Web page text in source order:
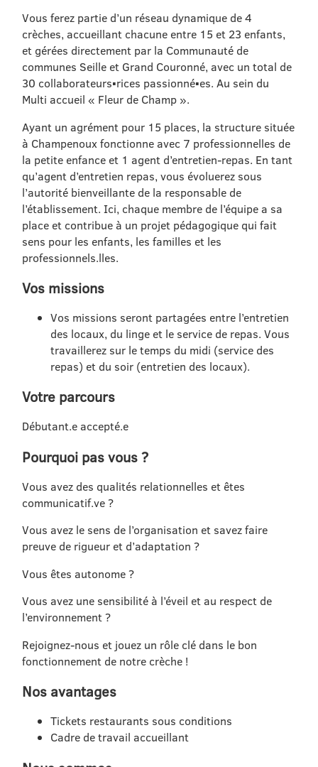
Vous ferez partie d’un réseau dynamique de 4
crèches, accueillant chacune entre 15 et 23 enfants,
et gérées directement par la Communauté de
communes Seille et Grand Couronné, avec un total de
30 collaborateurs▪rices passionné▪es. Au sein du
Multi accueil « Fleur de Champ ».
Ayant un agrément pour 15 places, la structure située
à Champenoux fonctionne avec 7 professionnelles de
la petite enfance et 1 agent d’entretien-repas. En tant
qu’agent d’entretien repas, vous évoluerez sous
l’autorité bienveillante de la responsable de
l’établissement. Ici, chaque membre de l’équipe a sa
place et contribue à un projet pédagogique qui fait
sens pour les enfants, les familles et les
professionnels.lles.
Vos missions
Vos missions seront partagées entre l’entretien
des locaux, du linge et le service de repas. Vous
travaillerez sur le temps du midi (service des
repas) et du soir (entretien des locaux).
Votre parcours
Débutant.e accepté.e
Pourquoi pas vous ?
Vous avez des qualités relationnelles et êtes
communicatif.ve ?
Vous avez le sens de l’organisation et savez faire
preuve de rigueur et d’adaptation ?
Vous êtes autonome ?
Vous avez une sensibilité à l’éveil et au respect de
l’environnement ?
Rejoignez-nous et jouez un rôle clé dans le bon
fonctionnement de notre crèche !
Nos avantages
Tickets restaurants sous conditions
Cadre de travail accueillant